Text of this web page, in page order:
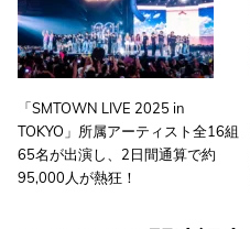
「SMTOWN LIVE 2025 in
TOKYO」所属アーティスト全16組
65名が出演し、2日間通算で約
95,000人が熱狂！